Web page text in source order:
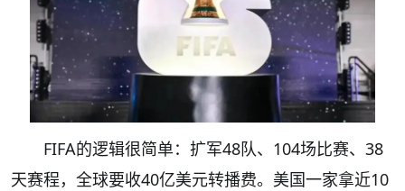
FIFA的逻辑很简单：扩军48队、104场比赛、38
天赛程，全球要收40亿美元转播费。美国一家拿近10